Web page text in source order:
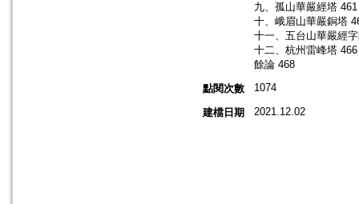
九、孤山華嚴經塔 461
十、峨眉山華嚴銅塔
十一、五台山華嚴經
十二、杭州雷峰塔 466
餘論 468
點閱次數
1074
建檔日期 2021.12.02